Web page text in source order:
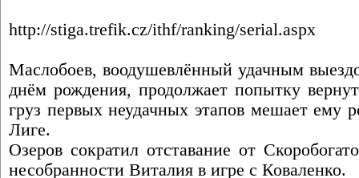
http://stiga.trefik.cz/ithf/ranking/serial.aspx
Маслобоев, воодушевлённый удачным
днём рождения, продолжает попытку
груз первых неудачных этапов мешает ему
Лиге.
Озеров сократил отставание от
несобранности Виталия в игре с Коваленко.